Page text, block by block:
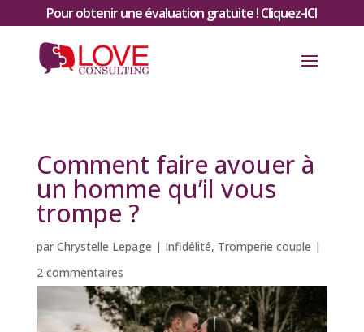
Pour obtenir une évaluation gratuite !Cliquez-ICI
Comment faire avouer à
un homme qu’il vous
trompe ?
par Chrystelle Lepage | Infidélité, Tromperie couple |
2 commentaires